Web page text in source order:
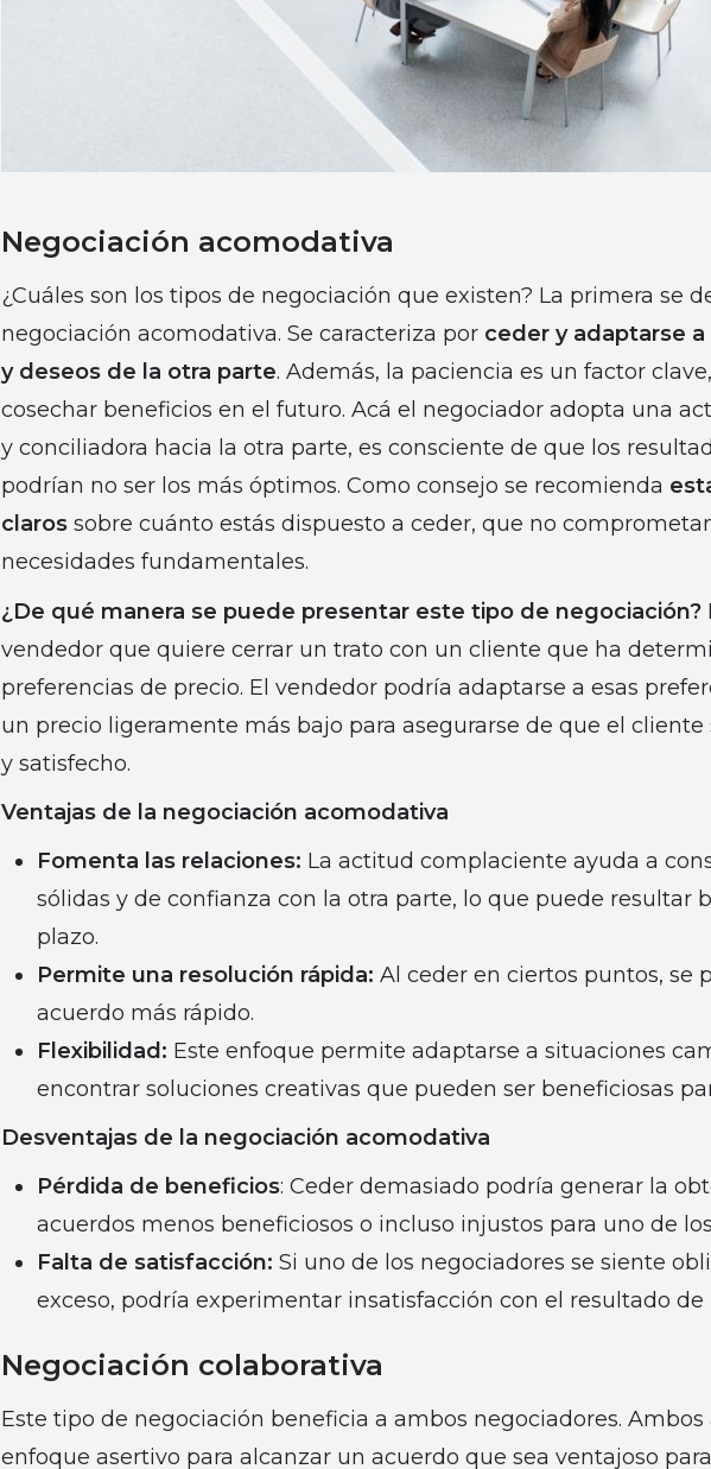
Negociación acomodativa
¿Cuáles son los tipos de negociación que existen? La primera se
negociación acomodativa. Se caracteriza por ceder y adaptarse
y deseos de la otra parte. Además, la paciencia es un factor
cosechar beneficios en el futuro. Acá el negociador adopta una
y conciliadora hacia la otra parte, es consciente de que los
podrían no ser los más óptimos. Como consejo se recomienda
claros sobre cuánto estás dispuesto a ceder, que no
necesidades fundamentales.
¿De qué manera se puede presentar este tipo de negociación?
vendedor que quiere cerrar un trato con un cliente que ha
preferencias de precio. El vendedor podría adaptarse a esas
un precio ligeramente más bajo para asegurarse de que el cliente
y satisfecho.
Ventajas de la negociación acomodativa
Fomenta las relaciones: La actitud complaciente ayuda a
sólidas y de confianza con la otra parte, lo que puede resultar
plazo.
Permite una resolución rápida: Al ceder en ciertos puntos, se
acuerdo más rápido.
Flexibilidad: Este enfoque permite adaptarse a situaciones
encontrar soluciones creativas que pueden ser beneficiosas
Desventajas de la negociación acomodativa
Pérdida de beneficios: Ceder demasiado podría generar la
acuerdos menos beneficiosos o incluso injustos para uno de
Falta de satisfacción: Si uno de los negociadores se siente
exceso, podría experimentar insatisfacción con el resultado de
Negociación colaborativa
Este tipo de negociación beneficia a ambos negociadores.
enfoque asertivo para alcanzar un acuerdo que sea ventajoso